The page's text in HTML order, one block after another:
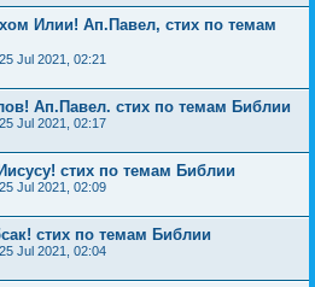
Илии! Ап.Павел, стих по темам
25 Jul 2021, 02:21
Ап.Павел. стих по темам Библии
25 Jul 2021, 02:17
стих по темам Библии
25 Jul 2021, 02:09
стих по темам Библии
25 Jul 2021, 02:04